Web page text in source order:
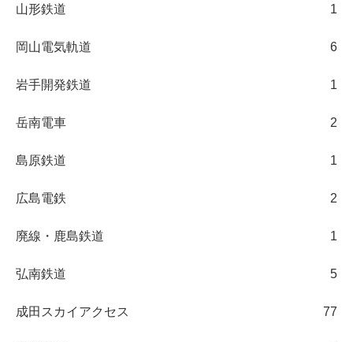
山形鉄道 1
岡山電気軌道 6
岩手開発鉄道 1
岳南電車 2
島原鉄道 1
広島電鉄 2
廃線・鹿島鉄道 1
弘南鉄道 5
成田スカイアクセス 77